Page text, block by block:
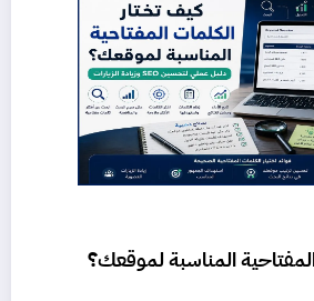
المناسبة لموقعك؟